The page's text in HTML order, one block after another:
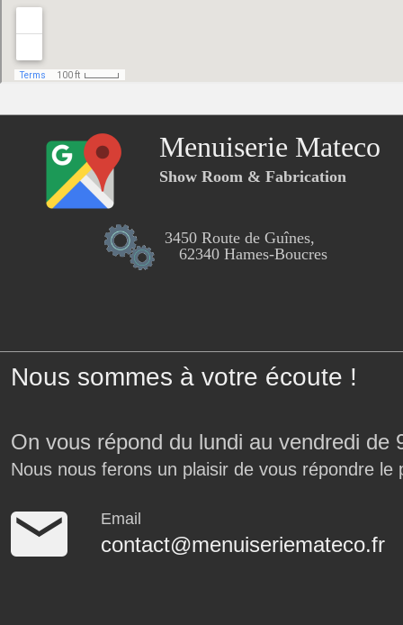
Menuiserie Mateco
Show Room & Fabrication
3450 Route de Guînes,
62340 Hames-Boucres
Nous sommes à votre écoute !
On vous répond du lundi au vendredi
Nous nous ferons un plaisir de vous répondre le
Email
contact@menuiseriemateco.fr